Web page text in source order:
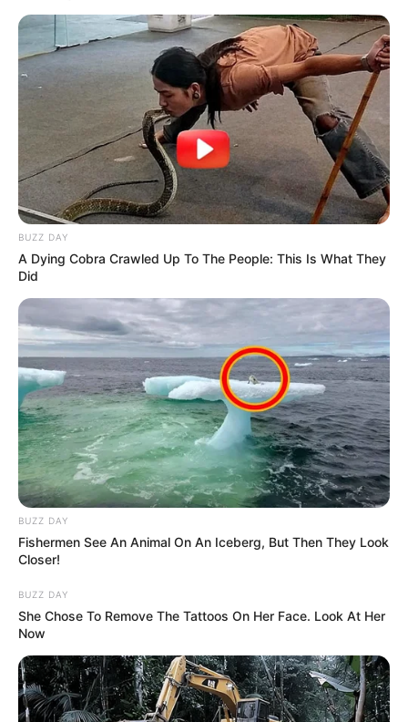
BUZZ DAY
A Dying Cobra Crawled Up To The People: This Is What They
Did
BUZZ DAY
Fishermen See An Animal On An Iceberg, But Then They Look
Closer!
BUZZ DAY
She Chose To Remove The Tattoos On Her Face. Look At Her
Now